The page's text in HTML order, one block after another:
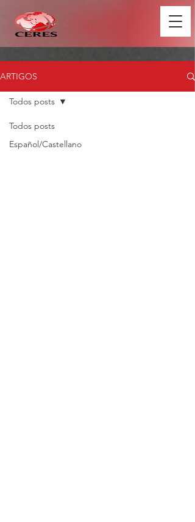
ARTIGOS
Todos posts
Español/Castellano
Todos posts